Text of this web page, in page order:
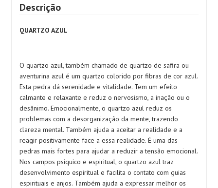
Descrição
QUARTZO AZUL
O quartzo azul, também chamado de quartzo de safira ou
aventurina azul é um quartzo colorido por fibras de cor azul.
Esta pedra dá serenidade e vitalidade. Tem um efeito
calmante e relaxante e reduz o nervosismo, a inação ou o
desânimo. Emocionalmente, o quartzo azul reduz os
problemas com a desorganização da mente, trazendo
clareza mental. Também ajuda a aceitar a realidade e a
reagir positivamente face a essa realidade. É uma das
pedras mais fortes para ajudar a reduzir a tensão emocional.
Nos campos psíquico e espiritual, o quartzo azul traz
desenvolvimento espiritual e facilita o contato com guias
espirituais e anjos. Também ajuda a expressar melhor os